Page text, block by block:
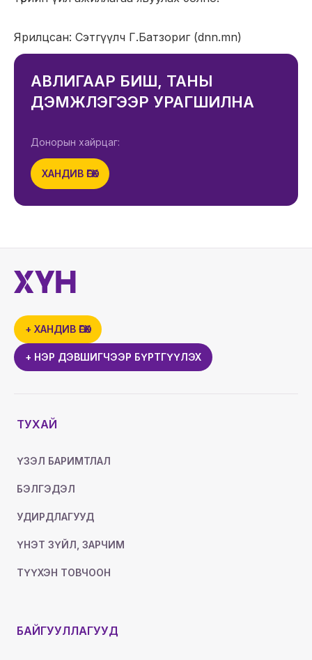
Ярилцсан: Сэтгүүлч Г.Батзориг (dnn.mn)
АВЛИГААР БИШ, ТАНЫ
ДЭМЖЛЭГЭЭР УРАГШИЛНА
Донорын хайрцаг:
ХАНДИВ ӨГӨХ
+ ХАНДИВ ӨГӨХ
+ НЭР ДЭВШИГЧЭЭР БҮРТГҮҮЛЭХ
ТУХАЙ
ҮЗЭЛ БАРИМТЛАЛ
БЭЛГЭДЭЛ
УДИРДЛАГУУД
ҮНЭТ ЗҮЙЛ, ЗАРЧИМ
ТҮҮХЭН ТОВЧООН
БАЙГУУЛЛАГУУД